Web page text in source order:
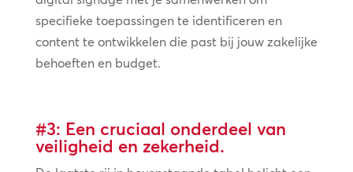
specifieke toepassingen te identificeren en
content te ontwikkelen die past bij jouw zakelijke
behoeften en budget.
#3: Een cruciaal onderdeel van
veiligheid en zekerheid.